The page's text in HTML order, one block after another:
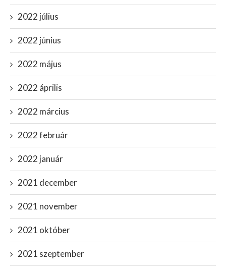
2022 július
2022 június
2022 május
2022 április
2022 március
2022 február
2022 január
2021 december
2021 november
2021 október
2021 szeptember